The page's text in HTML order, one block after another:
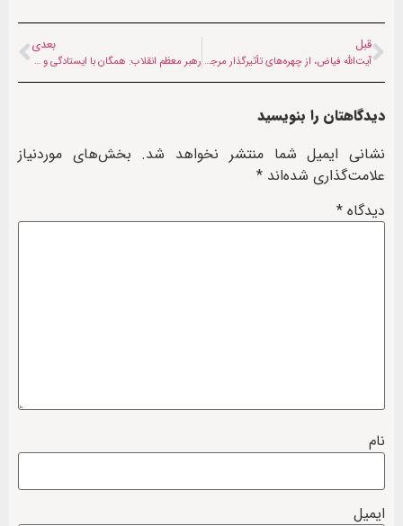
قبل
آیت‌الله فیاض، از چهره‌های تأثیرگذار مرجعیت شیعه در بغداد درگذشت
بعدی
رهبر معظم انقلاب: همگان با ایستادگی و حفظ وحدت نقشه دشمن را خنثی کنند
دیدگاهتان را بنویسید
نشانی ایمیل شما منتشر نخواهد شد. بخش‌های موردنیاز
علامت‌گذاری شده‌اند *
دیدگاه *
نام
ایمیل